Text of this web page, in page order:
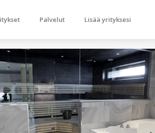
Palvelut Lisää yrityksesi